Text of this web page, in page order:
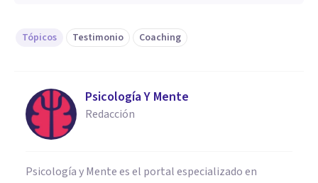
Tópicos Testimonio Coaching
Psicología Y Mente
Redacción
Psicología y Mente es el portal especializado en